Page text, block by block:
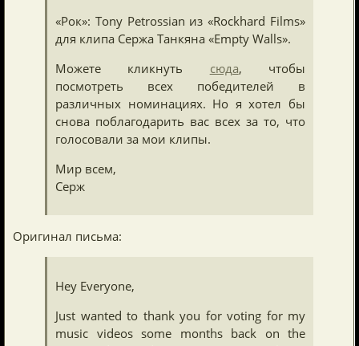
«Рок»: Tony Petrossian из «Rockhard Films»
для клипа Сержа Танкяна «Empty Walls».
Можете кликнуть сюда, чтобы
посмотреть всех победителей в
различных номинациях. Но я хотел бы
снова поблагодарить вас всех за то, что
голосовали за мои клипы.
Мир всем,
Серж
Оригинал письма:
Hey Everyone,
Just wanted to thank you for voting for my
music videos some months back on the